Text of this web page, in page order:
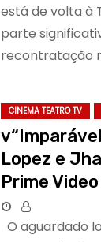
está de volta à
parte
recontratação
CINEMA TEATRO TV
Lopez e
Prime Video
O aguardado